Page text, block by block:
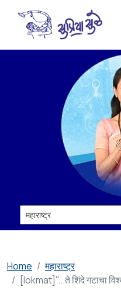
Home
महाराष्ट्र
[lokmat]"...ते शिंदे गटाचा